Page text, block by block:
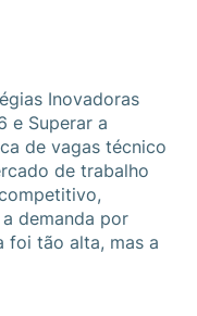
Inovadoras
e Superar a
de vagas técnico
de trabalho
demanda por
foi tão alta, mas a